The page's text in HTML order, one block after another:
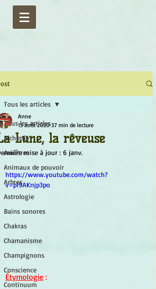
Tous les articles
Alchimie
Ancêtres
Animaux de pouvoir
Arbres
Astrologie
Bains sonores
Chakras
Chamanisme
Champignons
Conscience
Continuum
Tous les articles
Lune, la rêveuse
Anne
15 août 2020 37 min de lecture
mise à jour : 6 janv.
https://www.youtube.com/watch?
v=pI9AKnjp3po
Étymologie :